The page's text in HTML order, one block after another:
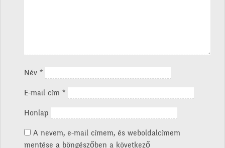
Név *
E-mail cím *
Honlap
A nevem, e-mail címem, és weboldalcímem
mentése a böngészőben a következő